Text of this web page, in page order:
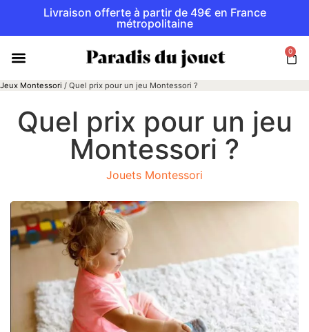
Livraison offerte à partir de 49€ en France
métropolitaine
0
Jeux Montessori / Quel prix pour un jeu Montessori ?
Quel prix pour un jeu
Montessori ?
Jouets Montessori